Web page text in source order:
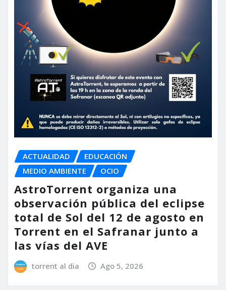
ACTUALIDAD
EDUCACIÓN
MEDIO AMBIENTE
OCIO
AstroTorrent organiza una
observación pública del eclipse
total de Sol del 12 de agosto en
Torrent en el Safranar junto a
las vías del AVE
torrent al dia Ago 5, 2026